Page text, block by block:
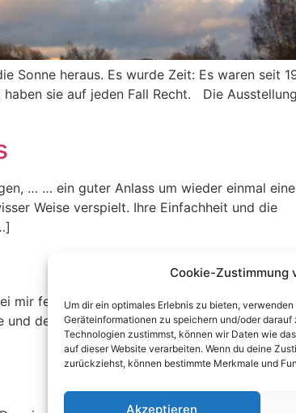
Cookie-Zustimmung
Um dir ein optimales Erlebnis zu bieten,
Geräteinformationen zu speichern und/oder darauf
Technologien zustimmst, können wir Daten wie
auf dieser Website verarbeiten. Wenn du deine
zurückziehst, können bestimmte Merkmale und
Akzeptieren
Sonne heraus. Es wurde Zeit: Es waren seit
sie auf jeden Fall Recht. Die
… … ein guter Anlass um wieder einmal
Weise verspielt. Ihre Einfachheit und die
mir festgesetzt, auch wenn ich ihn nicht so
dem Gehirn etwas anbietet, was die